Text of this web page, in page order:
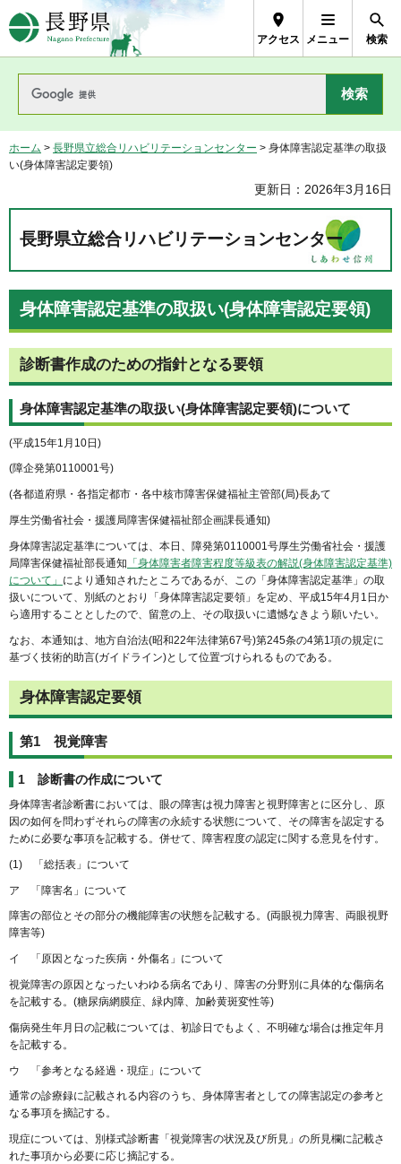
長野県Nagano Prefecture
アクセス メニュー 検索
ホーム > 長野県立総合リハビリテーションセンター > 身体障害認定基準の取扱
い(身体障害認定要領)
更新日：2026年3月16日
長野県立総合リハビリテーションセンター
身体障害認定基準の取扱い(身体障害認定要領)
診断書作成のための指針となる要領
身体障害認定基準の取扱い(身体障害認定要領)について
(平成15年1月10日)
(障企発第0110001号)
(各都道府県・各指定都市・各中核市障害保健福祉主管部(局)長あて
厚生労働省社会・援護局障害保健福祉部企画課長通知)
身体障害認定基準については、本日、障発第0110001号厚生労働省社会・援護
局障害保健福祉部長通知 「身体障害者障害程度等級表の解説(身体障害認定基準)
について」 により通知されたところであるが、この「身体障害認定基準」の取
扱いについて、別紙のとおり「身体障害認定要領」を定め、平成15年4月1日か
ら適用することとしたので、留意の上、その取扱いに遺憾なきよう願いたい。
なお、本通知は、地方自治法(昭和22年法律第67号)第245条の4第1項の規定に
基づく技術的助言(ガイドライン)として位置づけられるものである。
身体障害認定要領
第1 視覚障害
1 診断書の作成について
身体障害者診断書においては、眼の障害は視力障害と視野障害とに区分し、原
因の如何を問わずそれらの障害の永続する状態について、その障害を認定する
ために必要な事項を記載する。併せて、障害程度の認定に関する意見を付す。
(1) 「総括表」について
ア 「障害名」について
障害の部位とその部分の機能障害の状態を記載する。(両眼視力障害、両眼視野
障害等)
イ 「原因となった疾病・外傷名」について
視覚障害の原因となったいわゆる病名であり、障害の分野別に具体的な傷病名
を記載する。(糖尿病網膜症、緑内障、加齢黄斑変性等)
傷病発生年月日の記載については、初診日でもよく、不明確な場合は推定年月
を記載する。
ウ 「参考となる経過・現症」について
通常の診療録に記載される内容のうち、身体障害者としての障害認定の参考と
なる事項を摘記する。
現症については、別様式診断書「視覚障害の状況及び所見」の所見欄に記載さ
れた事項から必要に応じ摘記する。